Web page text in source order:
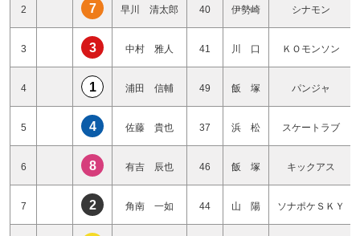
2 7 早川 清太郎 40 伊勢崎 シナモン
3 3 中村 雅人 41 川 口 ＫＯモンソン
4 1 浦田 信輔 49 飯 塚 パンジャ
5 4 佐藤 貴也 37 浜 松 スケートラブ
6 8 有吉 辰也 46 飯 塚 キックアス
7 2 角南 一如 44 山 陽 ソナポケＳＫＹ